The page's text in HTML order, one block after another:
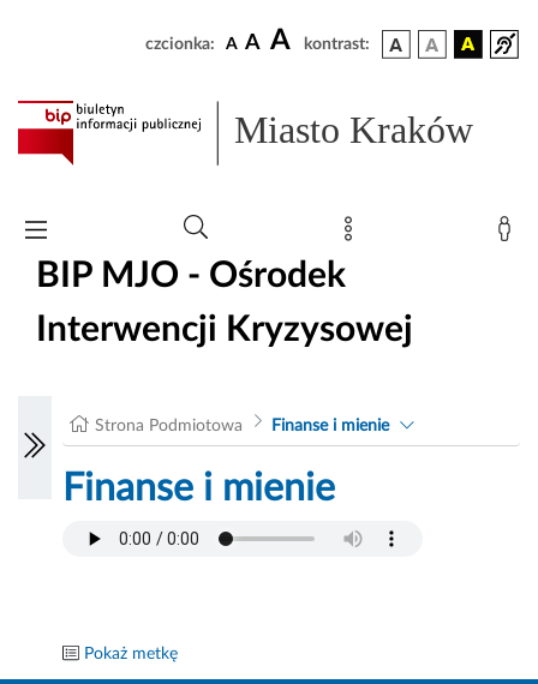
czcionka: A A A kontrast:
Miasto Kraków
BIP MJO - Ośrodek
Interwencji Kryzysowej
Strona Podmiotowa Finanse i mienie
Finanse i mienie
Pokaż metkę